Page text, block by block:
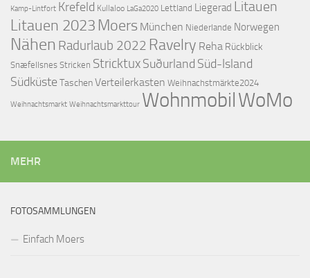
Kamp-Lintfort Krefeld Kullaloo LaGa2020 Lettland Liegerad Litauen
Litauen 2023 Moers München Niederlande Norwegen
Nähen Radurlaub 2022 Ravelry Reha Rückblick
Snæfellsnes Stricken StricktuxSuðurland Süd-Island
Südküste TaschenVerteilerkasten Weihnachstmärkte2024
Weihnachtsmarkt Weihnachtsmarkttour WohnmobilWoMo
MEHR
FOTOSAMMLUNGEN
Einfach Moers